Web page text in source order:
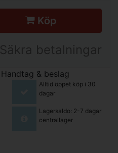
Köp
Säkra betalningar
Handtag & beslag
Alltid öppet köp i 30
dagar
Lagersaldo: 2-7 dagar
centrallager